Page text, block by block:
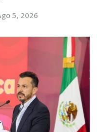
5, 2026